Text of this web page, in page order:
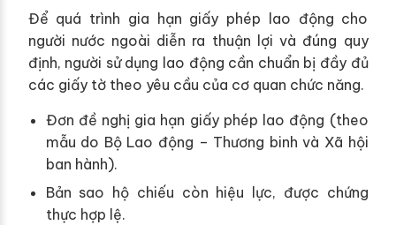
Để quá trình gia hạn giấy phép lao động cho
người nước ngoài diễn ra thuận lợi và đúng quy
định, người sử dụng lao động cần chuẩn bị đầy đủ
các giấy tờ theo yêu cầu của cơ quan chức năng.
Đơn đề nghị gia hạn giấy phép lao động (theo
mẫu do Bộ Lao động – Thương binh và Xã hội
ban hành).
Bản sao hộ chiếu còn hiệu lực, được chứng
thực hợp lệ.